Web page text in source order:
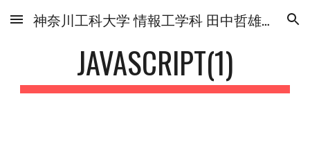
Skip to main content Skip to navigation
神奈川工科大学 情報工学科 田中哲雄研究室
JAVASCRIPT(1)